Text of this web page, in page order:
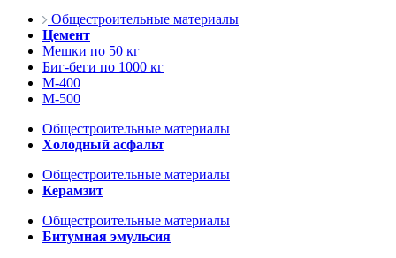
Общестроительные материалы
Цемент
Мешки по 50 кг
Биг-беги по 1000 кг
М-400
М-500
Общестроительные материалы
Холодный асфальт
Общестроительные материалы
Керамзит
Общестроительные материалы
Битумная эмульсия